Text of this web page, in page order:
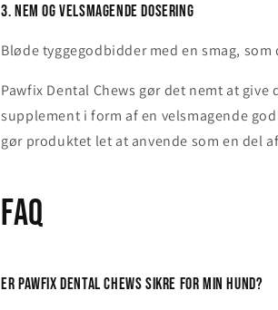
3. Nem og velsmagende dosering
Bløde tyggegodbidder med en smag,
Pawfix Dental Chews gør det nemt at
supplement i form af en velsmagende
gør produktet let at anvende som en del
FAQ
Er Pawfix Dental Chews sikre for min hund?